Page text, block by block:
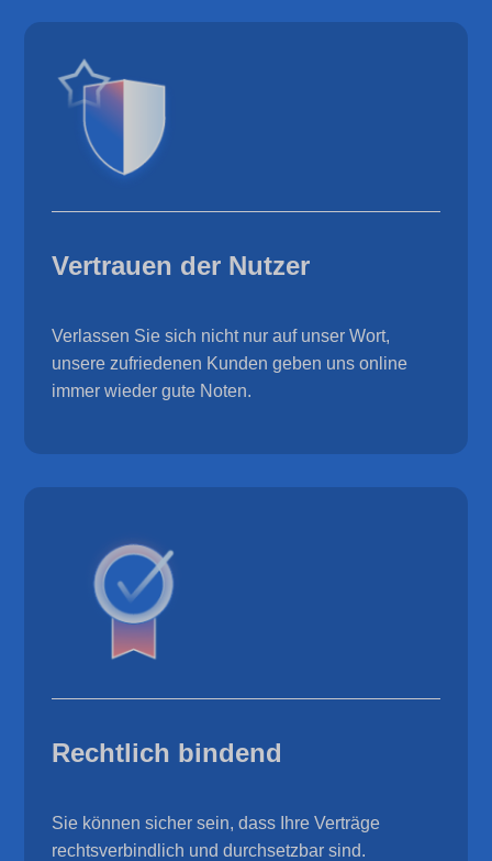
Vertrauen der Nutzer
Verlassen Sie sich nicht nur auf unser Wort,
unsere zufriedenen Kunden geben uns online
immer wieder gute Noten.
Rechtlich bindend
Sie können sicher sein, dass Ihre Verträge
rechtsverbindlich und durchsetzbar sind.